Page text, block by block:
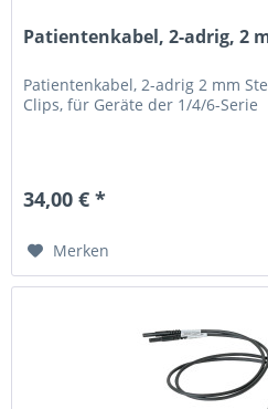
Patientenkabel, 2-adrig, 2
Patientenkabel, 2-adrig 2 mm
Clips, für Geräte der 1/4/6-Serie
34,00 € *
Merken